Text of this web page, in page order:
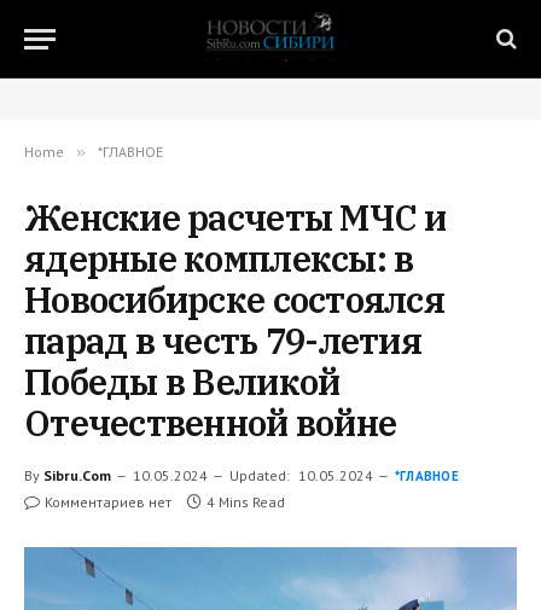
Home » *ГЛАВНОЕ
Женские расчеты МЧС и
ядерные комплексы: в
Новосибирске состоялся
парад в честь 79-летия
Победы в Великой
Отечественной войне
By Sibru.Com 10.05.2024 Updated: 10.05.2024 *ГЛАВНОЕ
Комментариев нет 4 Mins Read